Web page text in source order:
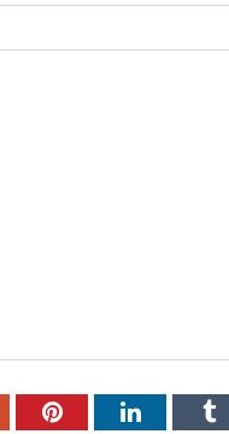
PinterestLinkedIn